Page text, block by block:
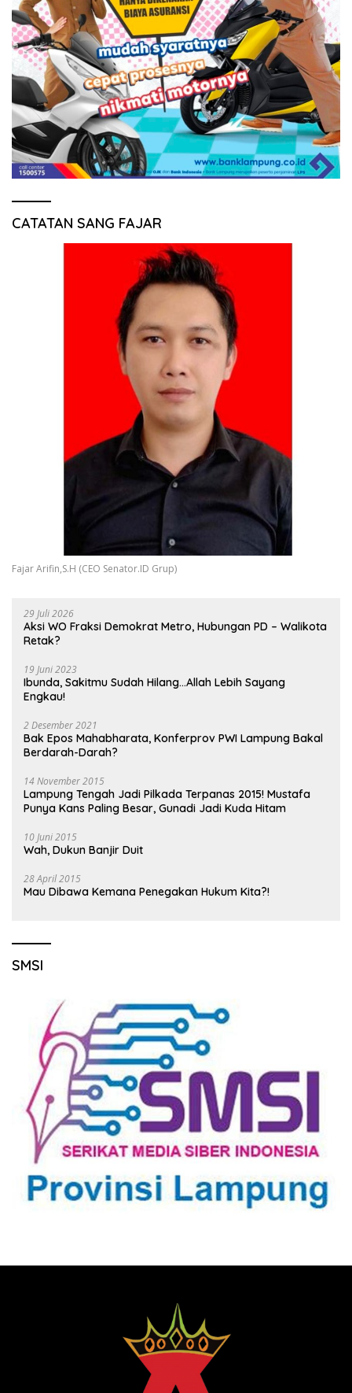
CATATAN SANG FAJAR
Fajar Arifin,S.H (CEO Senator.ID Grup)
29 Juli 2026
Aksi WO Fraksi Demokrat Metro, Hubungan PD – Walikota
Retak?
19 Juni 2023
Ibunda, Sakitmu Sudah Hilang…Allah Lebih Sayang
Engkau!
2 Desember 2021
Bak Epos Mahabharata, Konferprov PWI Lampung Bakal
Berdarah-Darah?
14 November 2015
Lampung Tengah Jadi Pilkada Terpanas 2015! Mustafa
Punya Kans Paling Besar, Gunadi Jadi Kuda Hitam
10 Juni 2015
Wah, Dukun Banjir Duit
28 April 2015
Mau Dibawa Kemana Penegakan Hukum Kita?!
SMSI